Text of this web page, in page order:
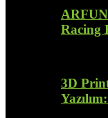
Racing
3D